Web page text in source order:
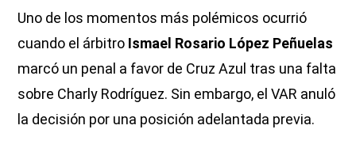
Uno de los momentos más polémicos ocurrió
cuando el árbitro Ismael Rosario López Peñuelas
marcó un penal a favor de Cruz Azul tras una falta
sobre Charly Rodríguez. Sin embargo, el VAR anuló
la decisión por una posición adelantada previa.